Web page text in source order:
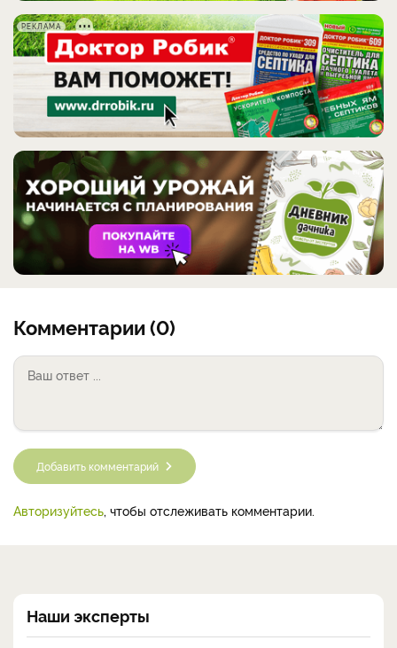
РЕКЛАМА
Комментарии (0)
Добавить комментарий
Авторизуйтесь , чтобы отслеживать комментарии.
Наши эксперты